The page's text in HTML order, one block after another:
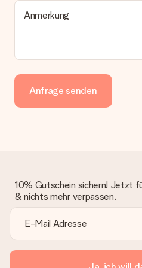
Anmerkung
Anfrage senden
10% Gutschein sichern! Jetzt
& nichts mehr verpassen.